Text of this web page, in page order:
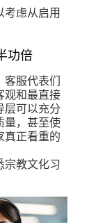
考虑从启用
功倍
服代表们
观和最直接
层可以充分
量，甚至使
真正看重的
宗教文化习